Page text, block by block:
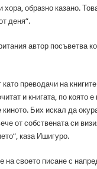
образно казано.
деня“.
автор посъветва
преводачи на
и книгата, по която
Бих искал да
от собствената си
каза Ишигуро.
своето писане с